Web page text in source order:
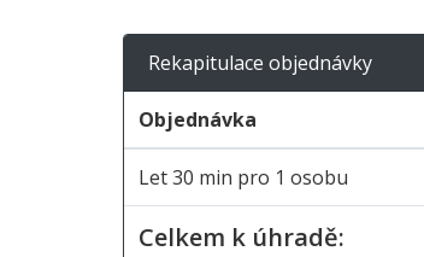
Rekapitulace objednávky
Objednávka
Let 30 min pro 1 osobu
Celkem k úhradě: